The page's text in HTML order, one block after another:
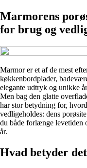
Marmorens
for brug og
Marmor er et af de mest
køkkenbordplader,
elegante udtryk og unikke
Men bag den glatte
har stor betydning for,
vedligeholdes: dens
du både forlænge levetiden
år.
Hvad betyder